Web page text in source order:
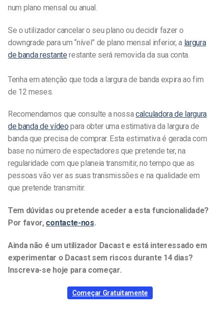
num plano mensal ou anual.
Se o utilizador cancelar o seu plano ou decidir fazer o
downgrade para um “nível” de plano mensal inferior, a largura
de banda restante restante será removida da sua conta.
Tenha em atenção que toda a largura de banda expira ao fim
de 12 meses.
Recomendamos que consulte a nossacalculadora de largura
de banda de vídeo para obter uma estimativa da largura de
banda que precisa de comprar. Esta estimativa é gerada com
base no número de espectadores que pretende ter, na
regularidade com que planeia transmitir, no tempo que as
pessoas vão ver as suas transmissões e na qualidade em
que pretende transmitir.
Tem dúvidas ou pretende aceder a esta funcionalidade?
Por favor, contacte-nos.
Ainda não é um utilizador Dacast e está interessado em
experimentar o Dacast sem riscos durante 14 dias?
Inscreva-se hoje para começar.
Começar Gratuitamente